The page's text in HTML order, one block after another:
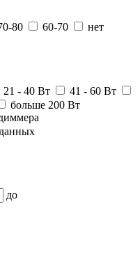
80 60-70
нет
21 - 40 Вт
41 - 60 Вт
больше 200 Вт
до